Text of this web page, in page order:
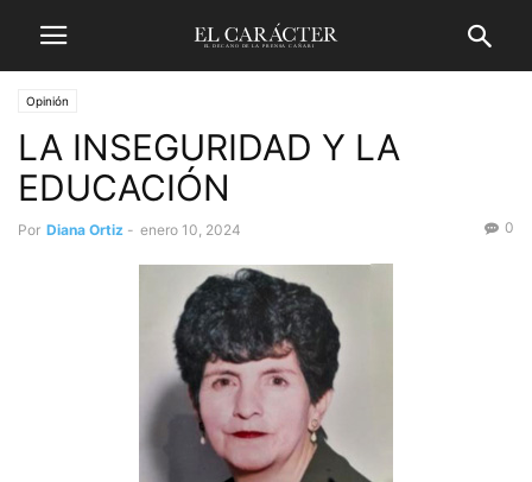
Opinión
LA INSEGURIDAD Y LA
EDUCACIÓN
Por Diana Ortiz - enero 10, 2024 0